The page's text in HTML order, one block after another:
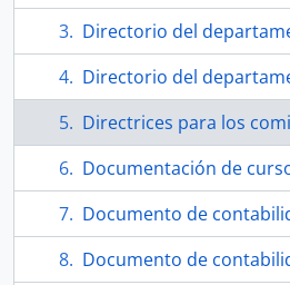
Directorio del departamento de arte de la University
Directorio del departamento de arte de la University
Directrices para los comités de examen oral de Tesis/
Documentación de cursos de la universidad
Documento de contabilidad de los fondos gastados para
Documento de contabilidad de los fondos gastados para